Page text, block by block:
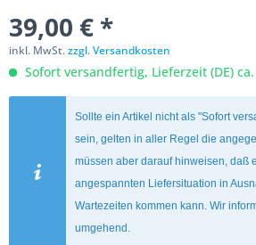
39,00 € *
inkl. MwSt.zzgl. Versandkosten
Sofort versandfertig, Lieferzeit (DE)
Sollte ein Artikel nicht als "Sofort
sein, gelten in aller Regel die
müssen aber darauf hinweisen, daß
angespannten Liefersituation in
Wartezeiten kommen kann. Wir
umgehend.